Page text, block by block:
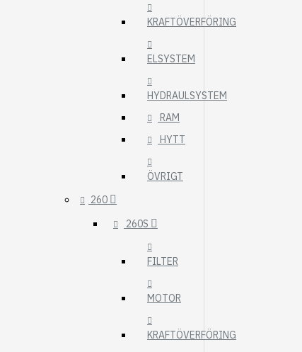
KRAFTÖVERFÖRING
ELSYSTEM
HYDRAULSYSTEM
RAM
HYTT
ÖVRIGT
260
260S
FILTER
MOTOR
KRAFTÖVERFÖRING